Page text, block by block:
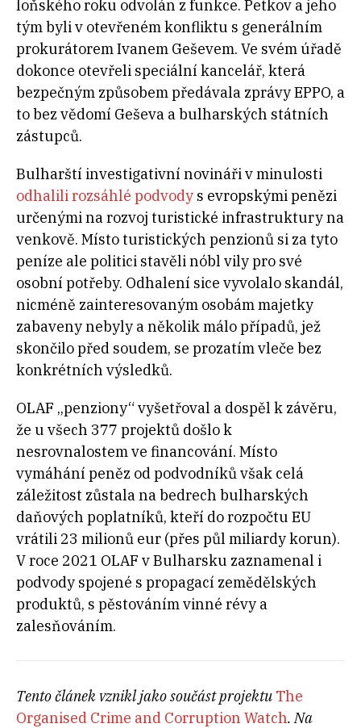
loňského roku odvolán z funkce. Petkov a jeho
tým byli v otevřeném konfliktu s generálním
prokurátorem Ivanem Geševem. Ve svém úřadě
dokonce otevřeli speciální kancelář, která
bezpečným způsobem předávala zprávy EPPO, a
to bez vědomí Geševa a bulharských státních
zástupců.
Bulharští investigativní novináři v minulosti
odhalili rozsáhlé podvody s evropskými penězi
určenými na rozvoj turistické infrastruktury na
venkově. Místo turistických penzionů si za tyto
peníze ale politici stavěli nóbl vily pro své
osobní potřeby. Odhalení sice vyvolalo skandál,
nicméně zainteresovaným osobám majetky
zabaveny nebyly a několik málo případů, jež
skončilo před soudem, se prozatím vleče bez
konkrétních výsledků.
OLAF „penziony“ vyšetřoval a dospěl k závěru,
že u všech 377 projektů došlo k
nesrovnalostem ve financování. Místo
vymáhání peněz od podvodníků však celá
záležitost zůstala na bedrech bulharských
daňových poplatníků, kteří do rozpočtu EU
vrátili 23 milionů eur (přes půl miliardy korun).
V roce 2021 OLAF v Bulharsku zaznamenal i
podvody spojené s propagací zemědělských
produktů, s pěstováním vinné révy a
zalesňováním.
Tento článek vznikl jako součást projektu The
Organised Crime and Corruption Watch. Na